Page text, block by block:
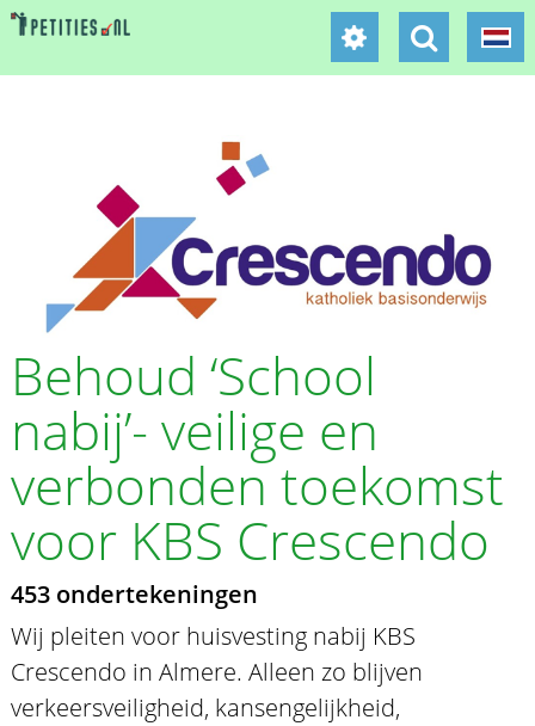
Behoud ‘School
nabij’- veilige en
verbonden toekomst
voor KBS Crescendo
453 ondertekeningen
Wij pleiten voor huisvesting nabij KBS
Crescendo in Almere. Alleen zo blijven
verkeersveiligheid, kansengelijkheid,